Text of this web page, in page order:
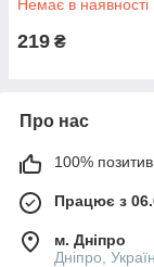
777Store.com.ua
Немає в наявності
219 ₴
Про нас
100%
Працює з
м. Дніпро
Дніпро,